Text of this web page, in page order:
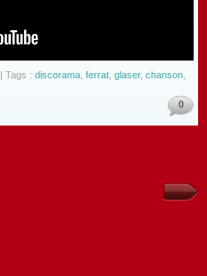
| Tags : discorama ferrat glaser, chanson
0